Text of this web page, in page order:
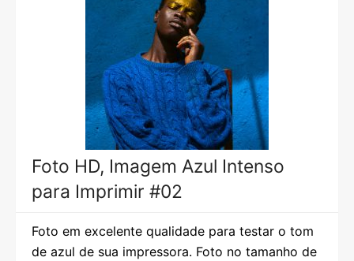
Foto HD, Imagem Azul Intenso
para Imprimir #02
Foto em excelente qualidade para testar o tom
de azul de sua impressora. Foto no tamanho de